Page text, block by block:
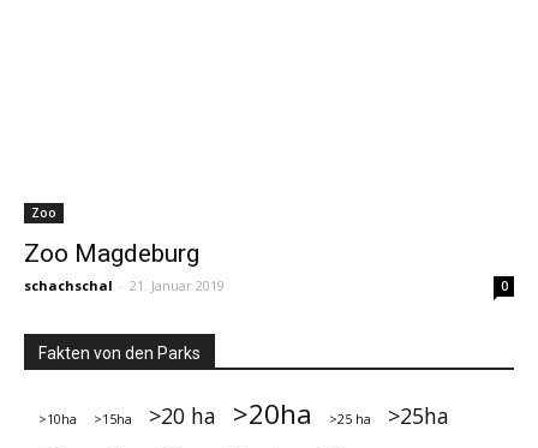
Zoo
Zoo Magdeburg
schachschal - 21. Januar 2019 0
Fakten von den Parks
>10ha >15ha >20 ha >20ha >25 ha >25ha